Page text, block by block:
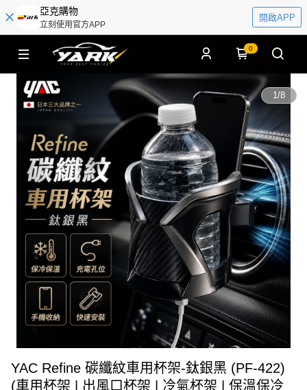
亞克購物
立刻使用官方APP
開啟APP
0
1/8
YAC Refine 碳纖紋車用杯架-鈦銀黑 (PF-422)
(車用杯架 | 出風口杯架 | 冷氣杯架 | 保溫保冷